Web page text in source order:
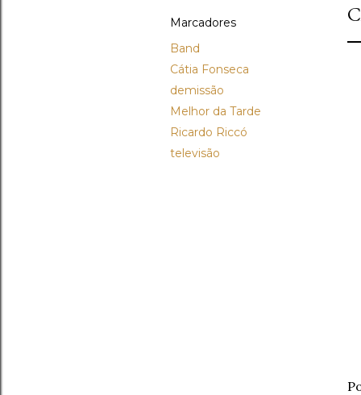
Marcadores
Band
Cátia Fonseca
demissão
Melhor da Tarde
Ricardo Riccó
televisão